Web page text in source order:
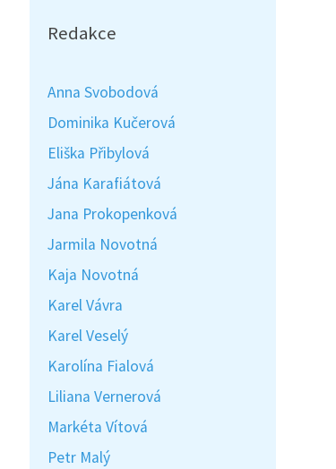
Redakce
Anna Svobodová
Dominika Kučerová
Eliška Přibylová
Jána Karafiátová
Jana Prokopenková
Jarmila Novotná
Kaja Novotná
Karel Vávra
Karel Veselý
Karolína Fialová
Liliana Vernerová
Markéta Vítová
Petr Malý